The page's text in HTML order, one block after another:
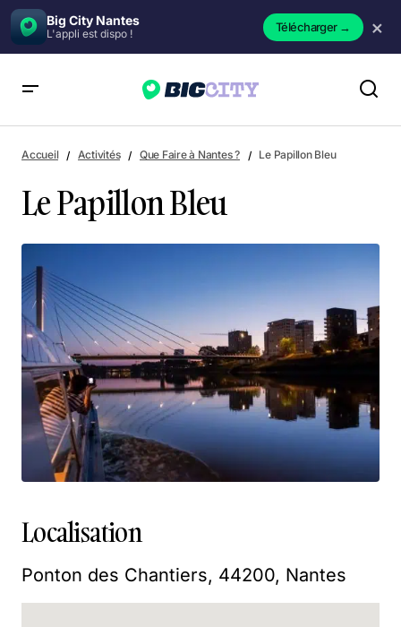
Big City Nantes
L'appli est dispo ! Télécharger→ ×
Accueil Activités Que Faire à Nantes ? Le Papillon Bleu
Le Papillon Bleu
Localisation
Ponton des Chantiers, 44200, Nantes